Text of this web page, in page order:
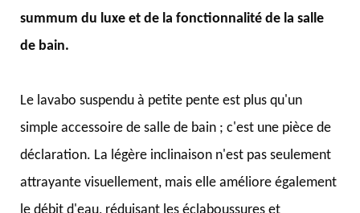
summum du luxe et de la fonctionnalité de la salle
de bain.
Le lavabo suspendu à petite pente est plus qu'un
simple accessoire de salle de bain ; c'est une pièce de
déclaration. La légère inclinaison n'est pas seulement
attrayante visuellement, mais elle améliore également